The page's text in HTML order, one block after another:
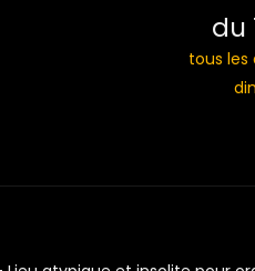
du
tous les